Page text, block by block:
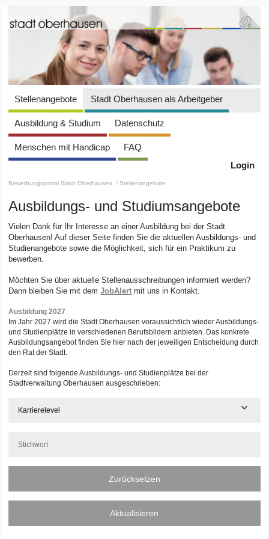
Stellenangebote Stadt Oberhausen als Arbeitgeber
Ausbildung & Studium Datenschutz
Menschen mit Handicap
FAQ
Login
Bewerbungsportal Stadt Oberhausen / Stellenangebote
Ausbildungs- und Studiumsangebote
Vielen Dank für Ihr Interesse an einer Ausbildung bei der Stadt
Oberhausen! Auf dieser Seite finden Sie die aktuellen Ausbildungs- und
Studienangebote sowie die Möglichkeit, sich für ein Praktikum zu
bewerben.
Möchten Sie über aktuelle Stellenausschreibungen informiert werden?
Dann bleiben Sie mit demJobAlert mit uns in Kontakt.
Ausbildung 2027
Im Jahr 2027 wird die Stadt Oberhausen voraussichtlich wieder Ausbildungs-
und Studienplätze in verschiedenen Berufsbildern anbieten. Das konkrete
Ausbildungsangebot finden Sie hier nach der jeweiligen Entscheidung durch
den Rat der Stadt.
Derzeit sind folgende Ausbildungs- und Studienplätze bei der
Stadtverwaltung Oberhausen ausgeschrieben:
Karrierelevel
Zurücksetzen
Aktualisieren